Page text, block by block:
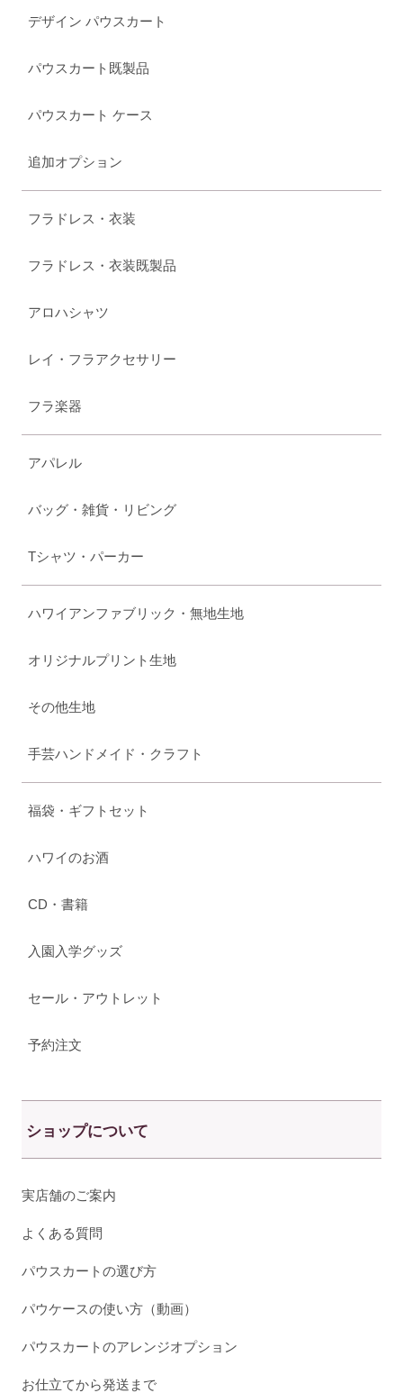
デザイン パウスカート
パウスカート既製品
パウスカート ケース
追加オプション
フラドレス・衣装
フラドレス・衣装既製品
アロハシャツ
レイ・フラアクセサリー
フラ楽器
アパレル
バッグ・雑貨・リビング
Tシャツ・パーカー
ハワイアンファブリック・無地生地
オリジナルプリント生地
その他生地
手芸ハンドメイド・クラフト
福袋・ギフトセット
ハワイのお酒
CD・書籍
入園入学グッズ
セール・アウトレット
予約注文
ショップについて
実店舗のご案内
よくある質問
パウスカートの選び方
パウケースの使い方（動画）
パウスカートのアレンジオプション
お仕立てから発送まで